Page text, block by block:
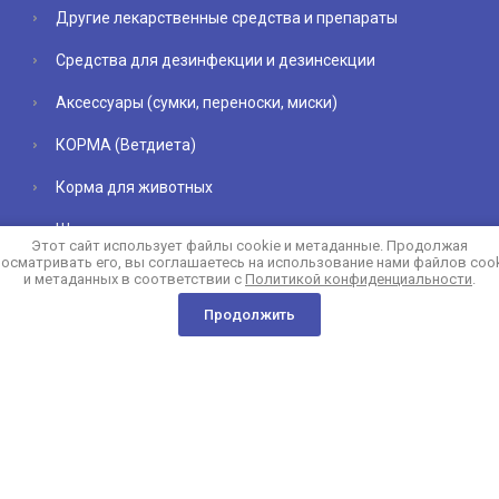
Другие лекарственные средства и препараты
Средства для дезинфекции и дезинсекции
Аксессуары (сумки, переноски, миски)
КОРМА (Ветдиета)
Корма для животных
Шампуни
Этот сайт использует файлы cookie и метаданные. Продолжая
его, вы соглашаетесь на использование нами файлов
и метаданных в соответствии с Политикой конфиденциальности.
Продолжить